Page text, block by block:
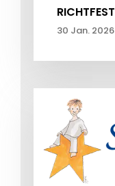
RICHTFEST
30 Jan. 2026